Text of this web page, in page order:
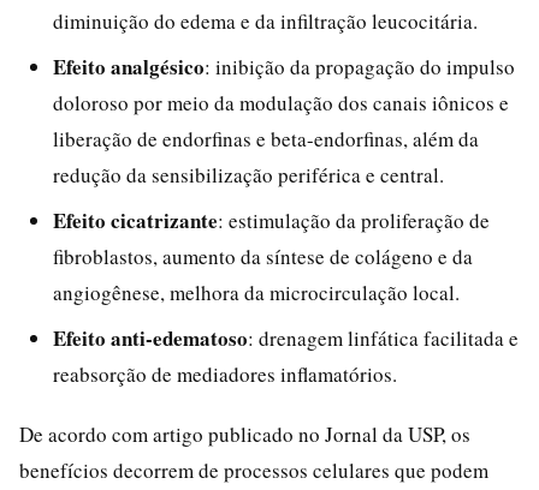
diminuição do edema e da infiltração leucocitária.
Efeito analgésico: inibição da propagação do impulso
doloroso por meio da modulação dos canais iônicos e
liberação de endorfinas e beta-endorfinas, além da
redução da sensibilização periférica e central.
Efeito cicatrizante: estimulação da proliferação de
fibroblastos, aumento da síntese de colágeno e da
angiogênese, melhora da microcirculação local.
Efeito anti-edematoso: drenagem linfática facilitada e
reabsorção de mediadores inflamatórios.
De acordo com artigo publicado no Jornal da USP, os
benefícios decorrem de processos celulares que podem